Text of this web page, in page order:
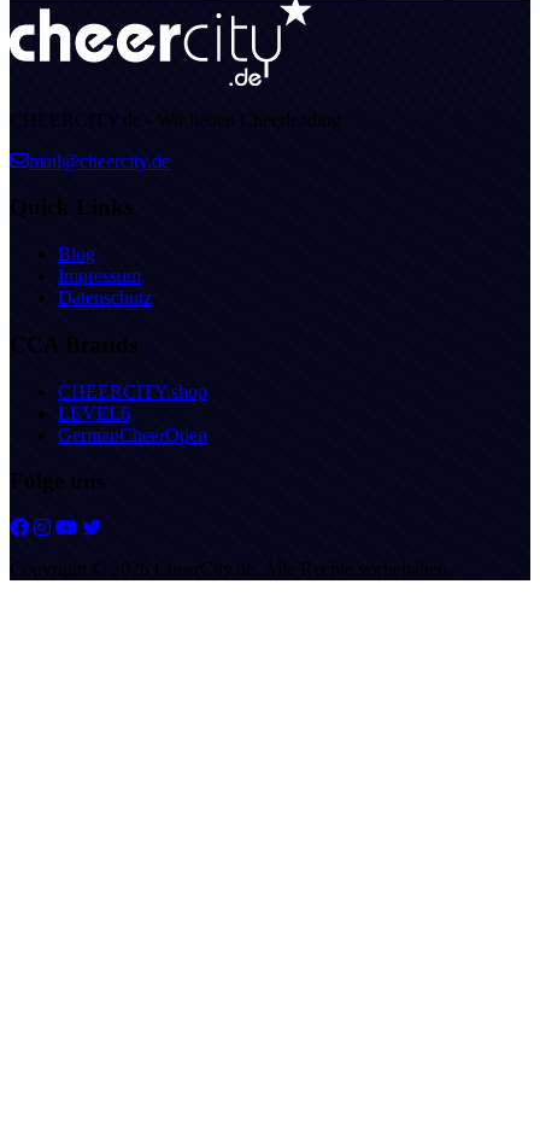
CHEERCITY.de - Wir lieben Cheerleading
mail@cheercity.de
Quick Links
Blog
Impressum
Datenschutz
CCA Brands
CHEERCITY.shop
LEVEL6
GermanCheerOpen
Folge uns
Copyright © 2026 CheerCity.de. Alle Rechte vorbehalten.